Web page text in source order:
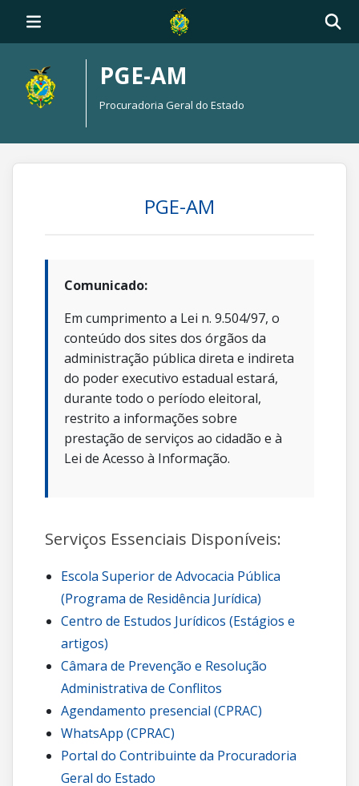
PGE-AM
Procuradoria Geral do Estado
PGE-AM
Comunicado:
Em cumprimento a Lei n. 9.504/97, o
conteúdo dos sites dos órgãos da
administração pública direta e indireta
do poder executivo estadual estará,
durante todo o período eleitoral,
restrito a informações sobre
prestação de serviços ao cidadão e à
Lei de Acesso à Informação.
Serviços Essenciais Disponíveis:
Escola Superior de Advocacia Pública
(Programa de Residência Jurídica)
Centro de Estudos Jurídicos (Estágios e
artigos)
Câmara de Prevenção e Resolução
Administrativa de Conflitos
Agendamento presencial (CPRAC)
WhatsApp (CPRAC)
Portal do Contribuinte da Procuradoria
Geral do Estado